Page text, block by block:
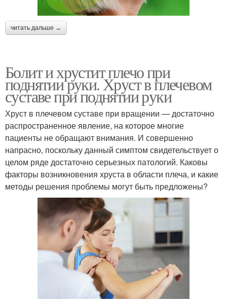
читать дальше →
Болит и хрустит плечо при
поднятии руки. Хруст в плечевом
суставе при поднятии руки
Хруст в плечевом суставе при вращении — достаточно
распространенное явление, на которое многие
пациенты не обращают внимания. И совершенно
напрасно, поскольку данный симптом свидетельствует о
целом ряде достаточно серьезных патологий. Каковы
факторы возникновения хруста в области плеча, и какие
методы решения проблемы могут быть предложены?